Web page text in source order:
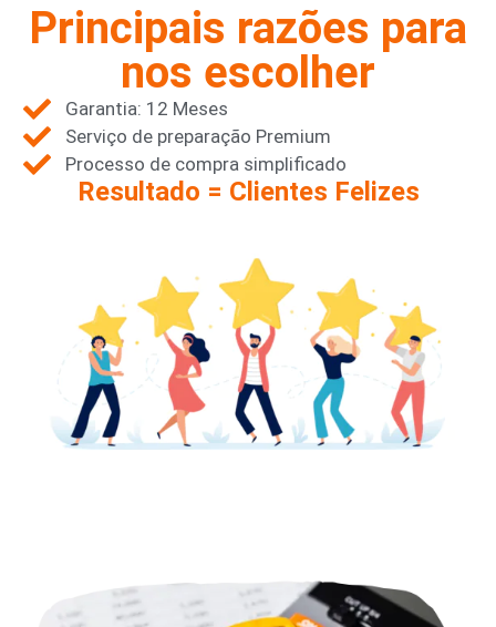
Principais razões para
nos escolher
Garantia: 12 Meses
Serviço de preparação Premium
Processo de compra simplificado
Resultado = Clientes Felizes